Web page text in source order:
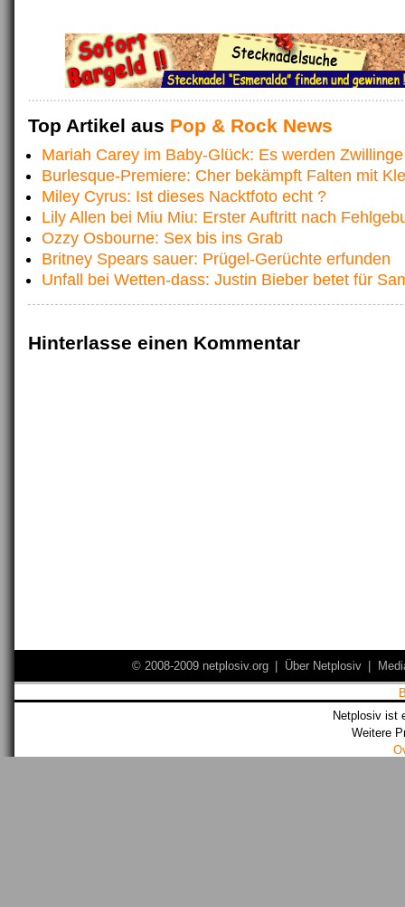
Top Artikel aus Pop & Rock News
Mariah Carey im Baby-Glück: Es werden Zwillinge
Burlesque-Premiere: Cher bekämpft Falten mit
Miley Cyrus: Ist dieses Nacktfoto echt ?
Lily Allen bei Miu Miu: Erster Auftritt nach
Ozzy Osbourne: Sex bis ins Grab
Britney Spears sauer: Prügel-Gerüchte erfunden
Unfall bei Wetten-dass: Justin Bieber betet für
Hinterlasse einen Kommentar
© 2008-2009 netplosiv.org Über Netplosiv
Netplosiv ist
Weitere